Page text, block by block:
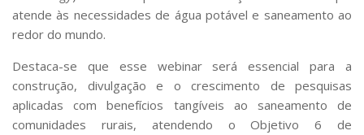
atende às necessidades de água potável e saneamento ao
redor do mundo.
Destaca-se que esse webinar será essencial para a
construção, divulgação e o crescimento de pesquisas
aplicadas com benefícios tangíveis ao saneamento de
comunidades rurais, atendendo o Objetivo 6 de